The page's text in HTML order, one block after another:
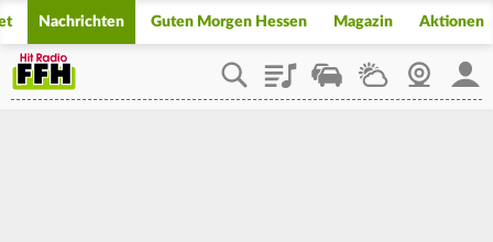
Nachrichten Guten Morgen Hessen Magazin Aktionen
PlaylistStaupilotWetterWebcam